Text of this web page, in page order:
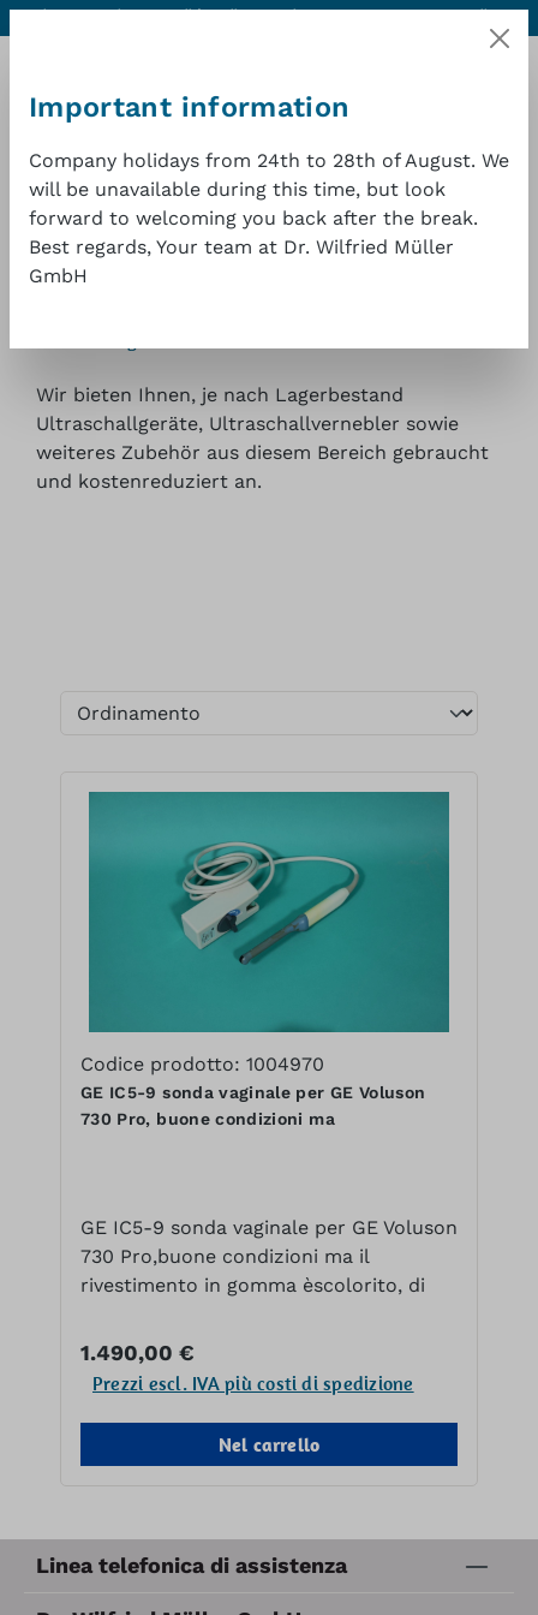
Aiuto e contatti Qualità eccellente a un buon prezzo
1 anno di
Ultraschall gebraucht
Wir bieten Ihnen, je nach Lagerbestand
Ultraschallgeräte, Ultraschallvernebler sowie
weiteres Zubehör aus diesem Bereich gebraucht
und kostenreduziert an.
Codice prodotto: 1004970
GE IC5-9 sonda vaginale per GE Voluson
730 Pro, buone condizioni ma
GE IC5-9 sonda vaginale per GE Voluson
730 Pro,buone condizioni ma il
rivestimento in gomma èscolorito, di
Prezzo normale:
1.490,00 €
Prezzi escl. IVA più costi di spedizione
Nel carrello
Linea telefonica di assistenza
Important information
Company holidays from 24th to 28th of August. We
will be unavailable during this time, but look
forward to welcoming you back after the break.
Best regards, Your team at Dr. Wilfried Müller
GmbH